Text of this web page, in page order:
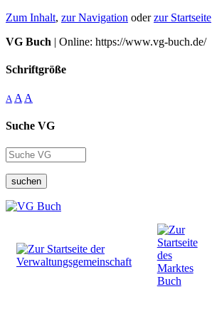
Zum Inhalt, zur Navigation oderzur Startseite
VG Buch | Online: https://www.vg-buch.de/
Schriftgröße
A A A
Suche VG
suchen